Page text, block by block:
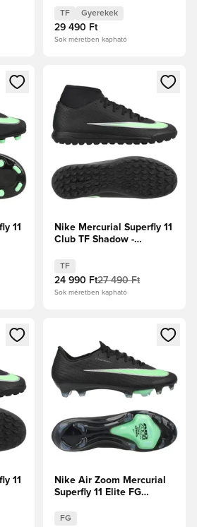
Gyerek
TF Gyerekek
29 490 Ft
Sok méretben kapható
bejelentkezéshez vagy a tagként
11
Megnyit egy modált a
Nike Mercurial Superfly 11
Club TF Shadow -
TF
24 990 Ft27 490 Ft
Sok méretben kapható
bejelentkezéshez vagy a tagként
11
Megnyit egy modált a
Nike Air Zoom Mercurial
Superfly 11 Elite FG
Green
FG